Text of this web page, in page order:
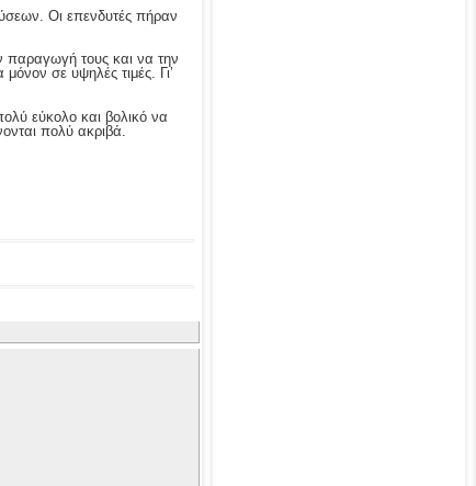
Οι επενδυτές πήραν
παραγωγή τους και να την
σε υψηλές τιμές. Γι’
εύκολο και βολικό να
πολύ ακριβά.